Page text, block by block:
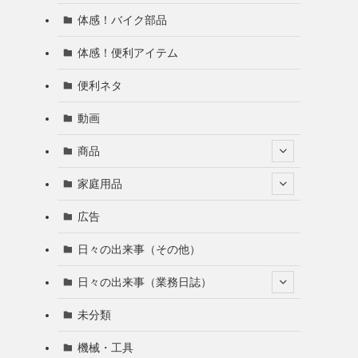
体感！バイク部品
体感！便利アイテム
便利ネタ
動画
商品
家庭用品
広告
日々の出来事（その他）
日々の出来事（業務日誌）
未分類
機械・工具